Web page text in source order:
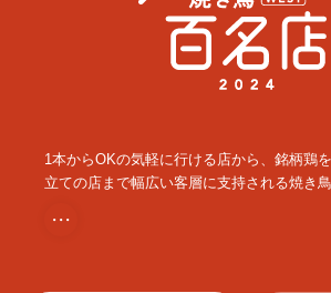
1本からOKの気軽に行ける店から、銘柄鶏
立ての店まで幅広い客層に支持される焼き鳥
・・・